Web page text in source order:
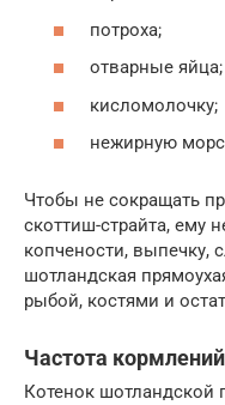
потроха;
отварные яйца;
кисломолочку;
нежирную
Чтобы не сокращать
скоттиш-страйта, ему
копчености, выпечку,
шотландская
рыбой, костями и
Частота кормлений
Котенок шотландской